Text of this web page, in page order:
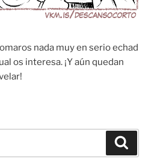
nada muy en serio echad
os interesa. ¡Y aún quedan